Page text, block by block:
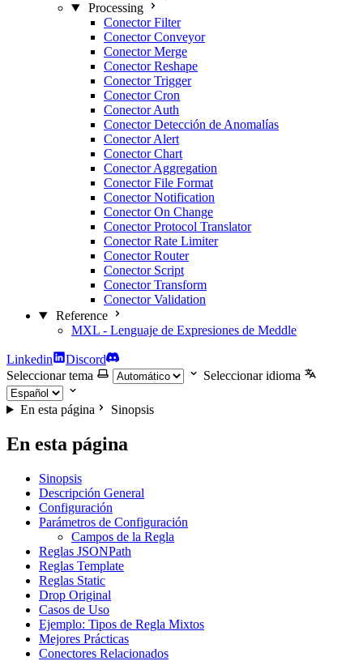
Processing
Conector Filter
Conector Conveyor
Conector Merge
Conector Reshape
Conector Trigger
Conector Cron
Conector Auth
Conector Detección de Anomalías
Conector Alert
Conector Chart
Conector Aggregation
Conector File Format
Conector Notification
Conector On Change
Conector Protocol Translator
Conector Rate Limiter
Conector Router
Conector Script
Conector Transform
Conector Validation
Reference
MXL - Lenguaje de Expresiones de Meddle
Linkedin
Discord
Seleccionar tema
Seleccionar idioma
En esta página Sinopsis
En esta página
Sinopsis
Descripción General
Configuración
Parámetros de Configuración
Campos de la Regla
Reglas JSONPath
Reglas Template
Reglas Static
Drop Original
Casos de Uso
Ejemplo: Tipos de Regla Mixtos
Mejores Prácticas
Conectores Relacionados